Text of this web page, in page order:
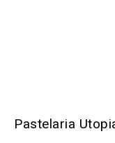
Pastelaria